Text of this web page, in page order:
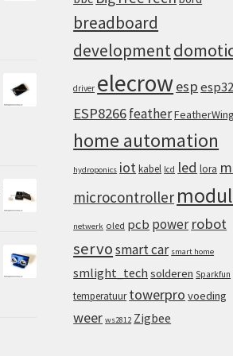
breadboard
development
driver elecrowespesp32
ESP8266featherFeatherWing
home automation
hydroponics iotkabel lcd led lora
microcontroller
netwerk oled pcb power robot
servosmart car smart home
smlight_tech solderen Sparkfun
temperatuur towerpro voeding
weer ws2812 Zigbee